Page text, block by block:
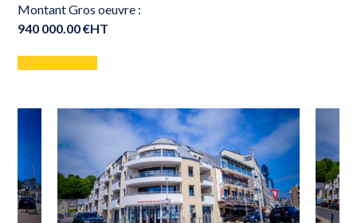
Montant Gros oeuvre :
940 000.00 €HT